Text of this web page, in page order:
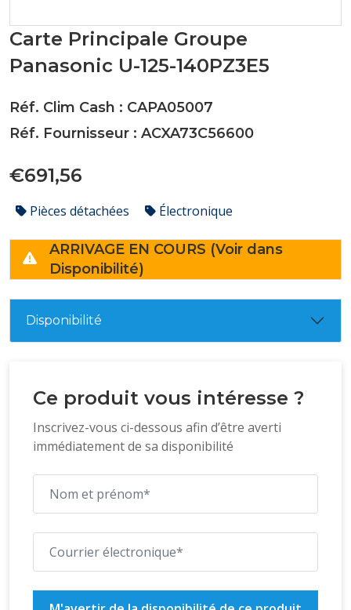
Carte Principale Groupe
Panasonic U-125-140PZ3E5
Réf. Clim Cash : CAPA05007
Réf. Fournisseur : ACXA73C56600
€691,56
Pièces détachées Électronique
ARRIVAGE EN COURS (Voir dans
Disponibilité)
Disponibilité
Ce produit vous intéresse ?
Inscrivez-vous ci-dessous afin d’être averti
immédiatement de sa disponibilité